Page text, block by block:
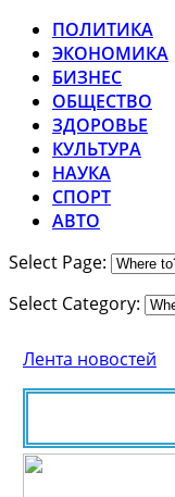
ПОЛИТИКА
ЭКОНОМИКА
БИЗНЕС
ОБЩЕСТВО
ЗДОРОВЬЕ
КУЛЬТУРА
НАУКА
СПОРТ
АВТО
Select Page:
Select Category:
Лента новостей